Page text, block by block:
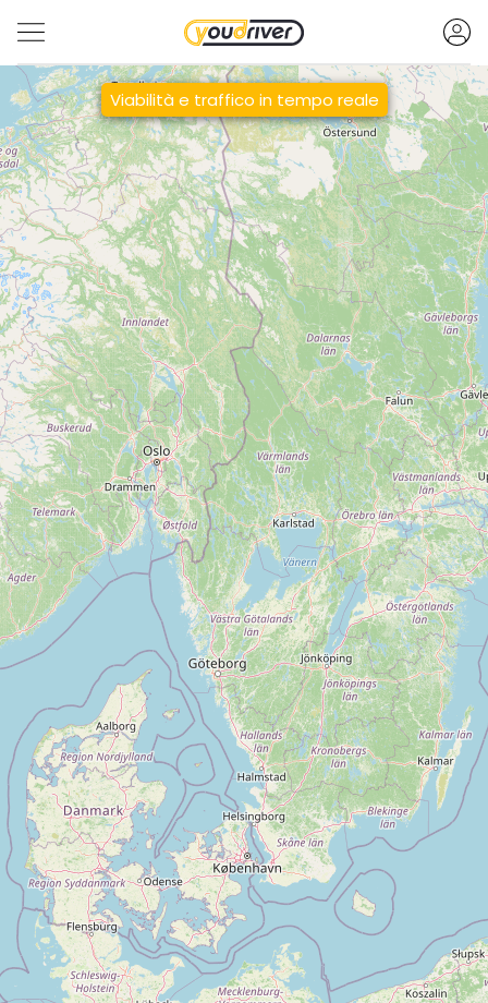
Viabilità e traffico in tempo reale